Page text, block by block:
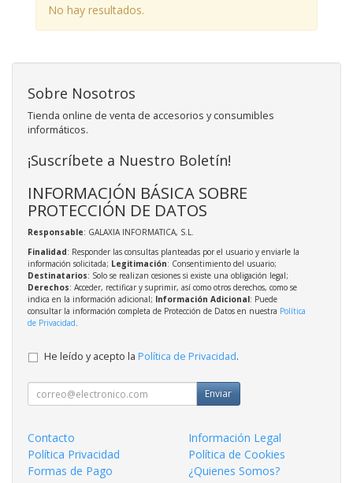
No hay resultados.
Sobre Nosotros
Tienda online de venta de accesorios y consumibles
informáticos.
¡Suscríbete a Nuestro Boletín!
INFORMACIÓN BÁSICA SOBRE
PROTECCIÓN DE DATOS
Responsable: GALAXIA INFORMATICA, S.L.
Finalidad: Responder las consultas planteadas por el usuario y enviarle la
información solicitada; Legitimación: Consentimiento del usuario;
Destinatarios: Solo se realizan cesiones si existe una obligación legal;
Derechos: Acceder, rectificar y suprimir, así como otros derechos, como se
indica en la información adicional; Información Adicional: Puede
consultar la información completa de Protección de Datos en nuestra Política
de Privacidad.
He leído y acepto la Política de Privacidad.
Enviar
Contacto
Información Legal
Política Privacidad
Política de Cookies
Formas de Pago
¿Quienes Somos?